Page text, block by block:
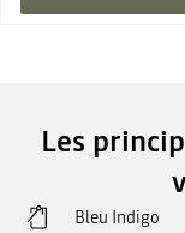
Les
Bleu Indigo